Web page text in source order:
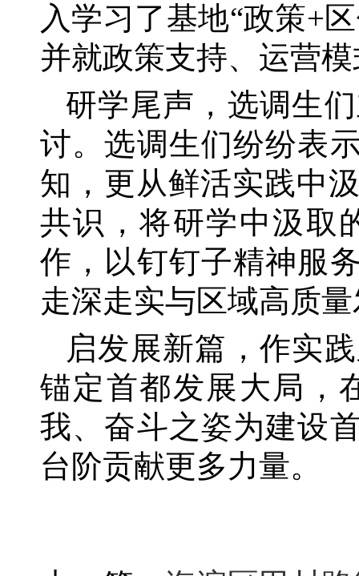
入学习了基地“政策+
并就政策支持、运营
研学尾声，选调生
讨。选调生们纷纷表
知，更从鲜活实践中
共识，将研学中汲取
作，以钉钉子精神服
走深走实与区域高质
启发展新篇，作实
锚定首都发展大局，
我、奋斗之姿为建设
台阶贡献更多力量。